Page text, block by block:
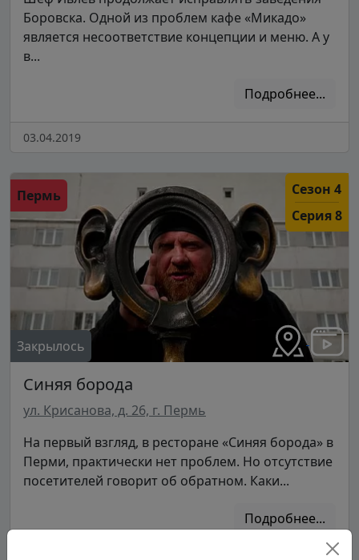
Боровска. Одной из проблем кафе «Микадо»
является несоответствие концепции и меню. А у
в...
Подробнее...
03.04.2019
Пермь
Сезон 4
Серия 8
Закрылось
Синяя борода
ул. Крисанова, д. 26, г. Пермь
На первый взгляд, в ресторане «Синяя борода» в
Перми, практически нет проблем. Но отсутствие
посетителей говорит об обратном. Каки...
Подробнее...